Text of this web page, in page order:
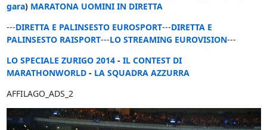
gara) MARATONA UOMINI IN DIRETTA
---DIRETTA E PALINSESTO EUROSPORT---DIRETTA E
PALINSESTO RAISPORT---LO STREAMING EUROVISION---
LO SPECIALE ZURIGO 2014- IL CONTEST DI
MARATHONWORLD- LA SQUADRA AZZURRA
AFFILAGO_ADS_2